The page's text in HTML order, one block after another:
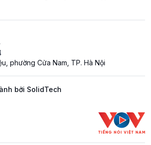
phường Cửa Nam, TP. Hà Nội
bởi SolidTech